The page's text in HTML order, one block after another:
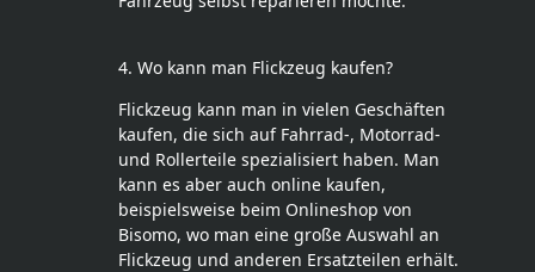
4. Wo kann man Flickzeug kaufen?
Flickzeug kann man in vielen Geschäften
kaufen, die sich auf Fahrrad-, Motorrad-
und Rollerteile spezialisiert haben. Man
kann es aber auch online kaufen,
beispielsweise beim Onlineshop von
Bisomo, wo man eine große Auswahl an
Flickzeug und anderen Ersatzteilen erhält.